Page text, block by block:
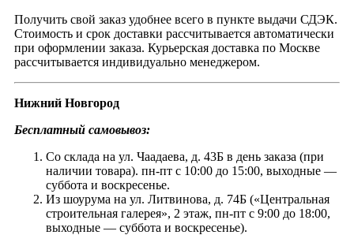
Получить свой заказ удобнее всего в пункте выдачи СДЭК.
Стоимость и срок доставки рассчитывается автоматически
при оформлении заказа. Курьерская доставка по Москве
рассчитывается индивидуально менеджером.
Нижний Новгород
Бесплатный самовывоз:
Со склада на ул. Чаадаева, д. 43Б в день заказа (при
наличии товара). пн-пт с 10:00 до 15:00, выходные —
суббота и воскресенье.
Из шоурума на ул. Литвинова, д. 74Б («Центральная
строительная галерея», 2 этаж, пн-пт с 9:00 до 18:00,
выходные — суббота и воскресенье).